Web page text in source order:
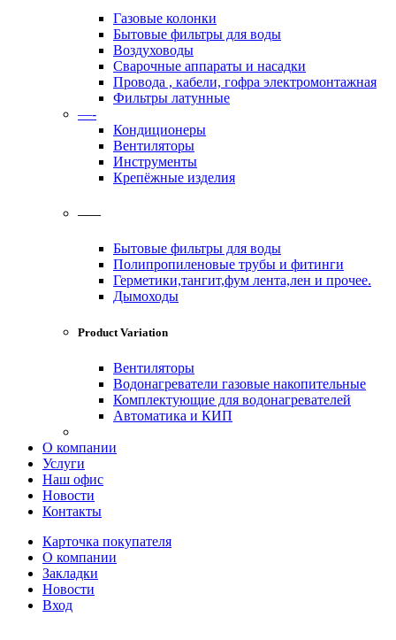
Газовые колонки
Бытовые фильтры для воды
Воздуховоды
Сварочные аппараты и насадки
Провода , кабели, гофра электромонтажная
Фильтры латунные
—-
Кондиционеры
Вентиляторы
Инструменты
Крепёжные изделия
——
Бытовые фильтры для воды
Полипропиленовые трубы и фитинги
Герметики,тангит,фум лента,лен и прочее.
Дымоходы
Product Variation
Вентиляторы
Водонагреватели газовые накопительные
Комплектующие для водонагревателей
Автоматика и КИП
О компании
Услуги
Наш офис
Новости
Контакты
Карточка покупателя
О компании
Закладки
Новости
Вход